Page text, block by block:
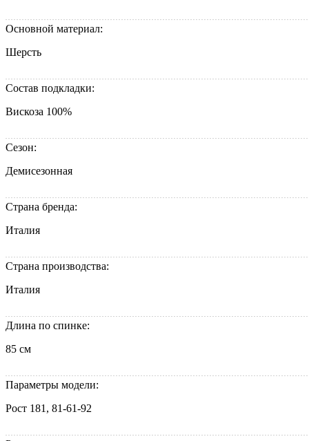
Основной материал:
Шерсть
Состав подкладки:
Вискоза 100%
Сезон:
Демисезонная
Страна бренда:
Италия
Страна производства:
Италия
Длина по спинке:
85 см
Параметры модели:
Рост 181, 81-61-92